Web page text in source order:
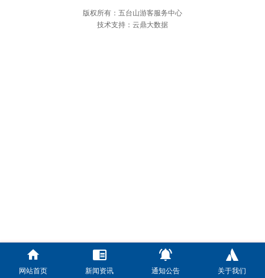
版权所有：五台山游客服务中心
技术支持：云鼎大数据
网站首页 新闻资讯 通知公告 关于我们